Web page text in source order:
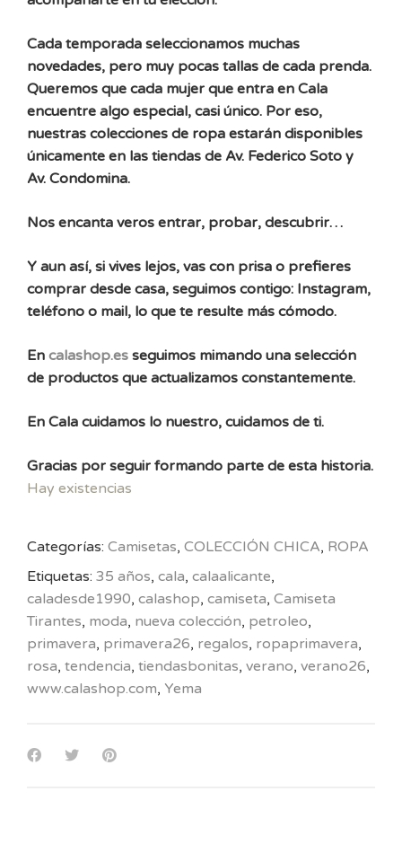
Cada temporada seleccionamos muchas
novedades, pero muy pocas tallas de cada prenda.
Queremos que cada mujer que entra en Cala
encuentre algo especial, casi único. Por eso,
nuestras colecciones de ropa estarán disponibles
únicamente en las tiendas de Av. Federico Soto y
Av. Condomina.
Nos encanta veros entrar, probar, descubrir…
Y aun así, si vives lejos, vas con prisa o prefieres
comprar desde casa, seguimos contigo: Instagram,
teléfono o mail, lo que te resulte más cómodo.
En calashop.es seguimos mimando una selección
de productos que actualizamos constantemente.
En Cala cuidamos lo nuestro, cuidamos de ti.
Gracias por seguir formando parte de esta historia.
Hay existencias
Categorías: Camisetas, COLECCIÓN CHICA, ROPA
Etiquetas: 35 años, cala, calaalicante,
caladesde1990, calashop, camiseta, Camiseta
Tirantes, moda, nueva colección, petroleo,
primavera, primavera26, regalos, ropaprimavera,
rosa, tendencia, tiendasbonitas, verano, verano26,
www.calashop.com, Yema